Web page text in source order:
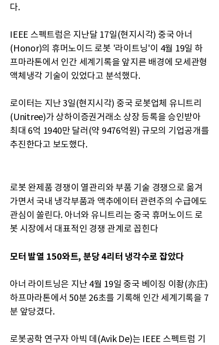
다.
IEEE 스펙트럼은 지난달 17일(현지시각) 중국 아너
(Honor)의 휴머노이드 로봇 '라이트닝'이 4월 19일 하
프마라톤에서 인간 세계기록을 앞지른 배경에 모세관형
액체냉각 기술이 있었다고 분석했다.
로이터는 지난 3일(현지시각) 중국 로봇업체 유니트리
(Unitree)가 상하이증권거래소 상장 등록을 승인받아
최대 6억 1940만 달러(약 9476억원) 규모의 기업공개를
추진한다고 보도했다.
로봇 완제품 경쟁이 열관리와 부품 기술 경쟁으로 옮겨
가면서 국내 냉각부품과 액추에이터 관련주의 수급에도
관심이 쏠린다. 아너와 유니트리는 중국 휴머노이드 로
봇 시장에서 대표적인 경쟁 관계로 꼽힌다
모터 발열 150와트, 분당 4리터 냉각수로 잡았다
아너 라이트닝은 지난 4월 19일 중국 베이징 이좡(亦庄)
하프마라톤에서 50분 26초를 기록해 인간 세계기록을 7
분 앞당겼다.
로봇공학 연구자 아빅 데(Avik De)는 IEEE 스펙트럼 기